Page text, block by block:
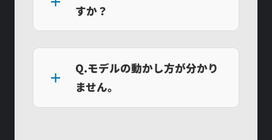
すか？
Q.モデルの動かし方が分かり
ません。